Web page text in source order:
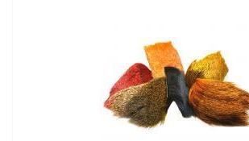
VOIR LE PRODUIT